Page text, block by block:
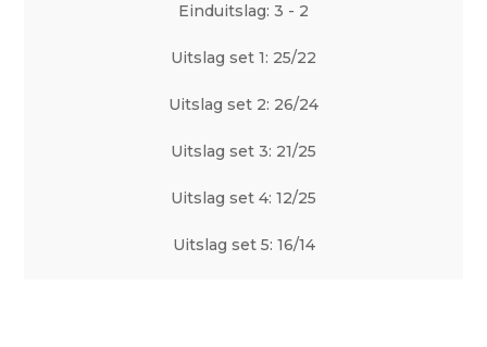
Einduitslag: 3 - 2
Uitslag set 1: 25/22
Uitslag set 2: 26/24
Uitslag set 3: 21/25
Uitslag set 4: 12/25
Uitslag set 5: 16/14